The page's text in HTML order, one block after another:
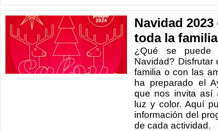
Navidad
toda la familia
¿Qué se puede
Navidad?
familia o con las
ha preparado el
que nos invita así
luz y color. Aquí
información del
de cada actividad.